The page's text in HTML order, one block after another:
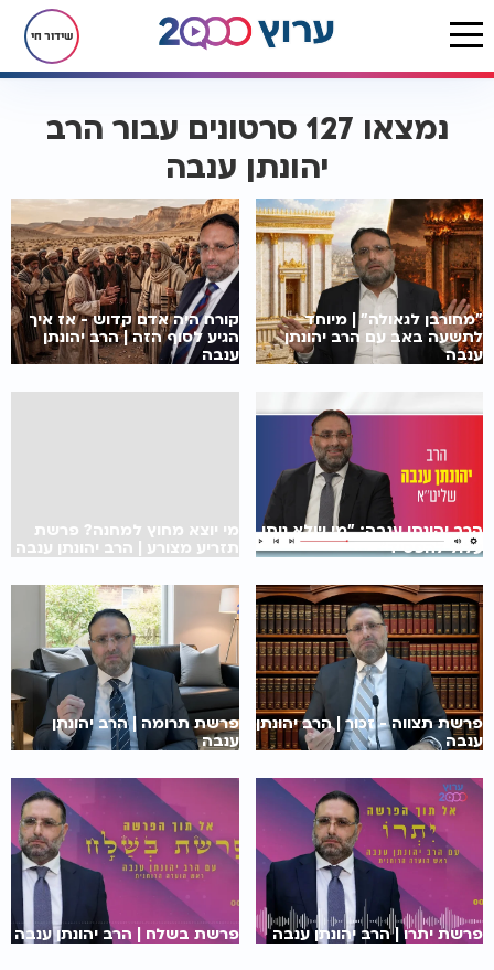
שידור חי
נמצאו 127 סרטונים עבור הרב
יהונתן ענבה
"מחורבן לגאולה" | מיוחד
לתשעה באב עם הרב יהונתן
ענבה
קורח היה אדם קדוש - אז איך
הגיע לסוף הזה | הרב יהונתן
ענבה
הרב יהונתן ענבה: "מי שלא נותן
עלול להפסיד"
מי יוצא מחוץ למחנה? פרשת
תזריע מצורע | הרב יהונתן ענבה
פרשת תצווה - זכור | הרב יהונתן
ענבה
פרשת תרומה | הרב יהונתן
ענבה
פרשת יתרו | הרב יהונתן ענבה פרשת בשלח | הרב יהונתן ענבה